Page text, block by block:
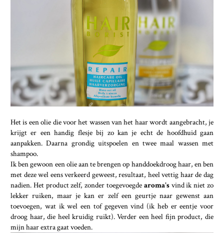
Het is een olie die voor het wassen van het haar wordt aangebracht, je
krijgt er een handig flesje bij zo kan je echt de hoofdhuid gaan
aanpakken. Daarna grondig uitspoelen en twee maal wassen met
shampoo.
Ik ben gewoon een olie aan te brengen op handdoekdroog haar, en ben
met deze wel eens verkeerd geweest, resultaat, heel vettig haar de dag
nadien. Het product zelf, zonder toegevoegde aroma's vind ik niet zo
lekker ruiken, maar je kan er zelf een geurtje naar gewenst aan
toevoegen, wat ik wel een tof gegeven vind (ik heb er eentje voor
droog haar, die heel kruidig ruikt). Verder een heel fijn product, die
mijn haar extra gaat voeden.